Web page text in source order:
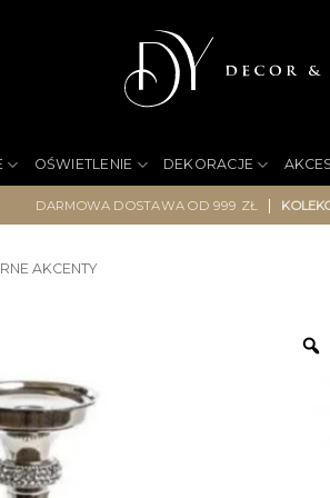
OŚWIETLENIE DEKORACJE
DARMOWA DOSTAWA OD 999 ZŁ |
AKCENTY